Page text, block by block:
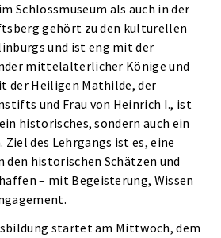
Schlossmuseum als auch in der
gehört zu den kulturellen
und ist eng mit der
mittelalterlicher Könige und
der Heiligen Mathilde, der
und Frau von Heinrich I., ist
historisches, sondern auch ein
des Lehrgangs ist es, eine
den historischen Schätzen und
– mit Begeisterung, Wissen
startet am Mittwoch, dem